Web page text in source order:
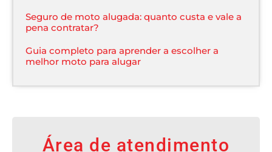
Seguro de moto alugada: quanto custa e vale a
pena contratar?
Guia completo para aprender a escolher a
melhor moto para alugar
Área de atendimento